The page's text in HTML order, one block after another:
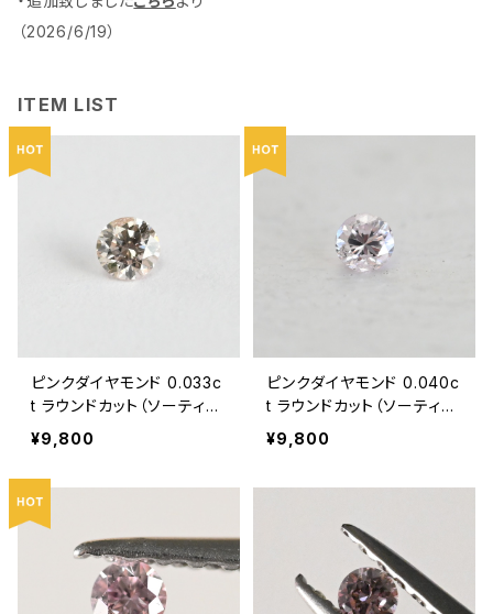
（2026/6/19）
ITEM LIST
ピンクダイヤモンド 0.033c
t ラウンドカット（ソーティン
グ付き）SCB5507
¥9,800
ピンクダイヤモンド 0.040c
t ラウンドカット（ソーティン
グ付き）SCB5499
¥9,800